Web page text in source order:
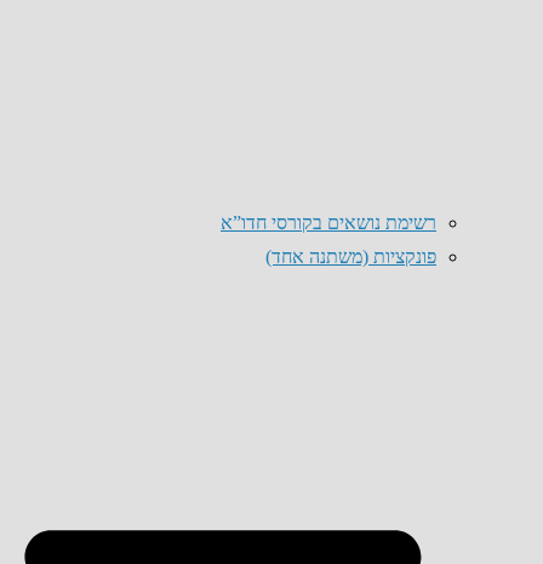
רשימת נושאים בקורסי חדו”א
פונקציות (משתנה אחד)